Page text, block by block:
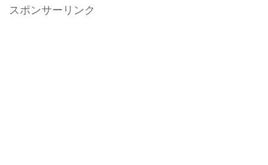
スポンサーリンク